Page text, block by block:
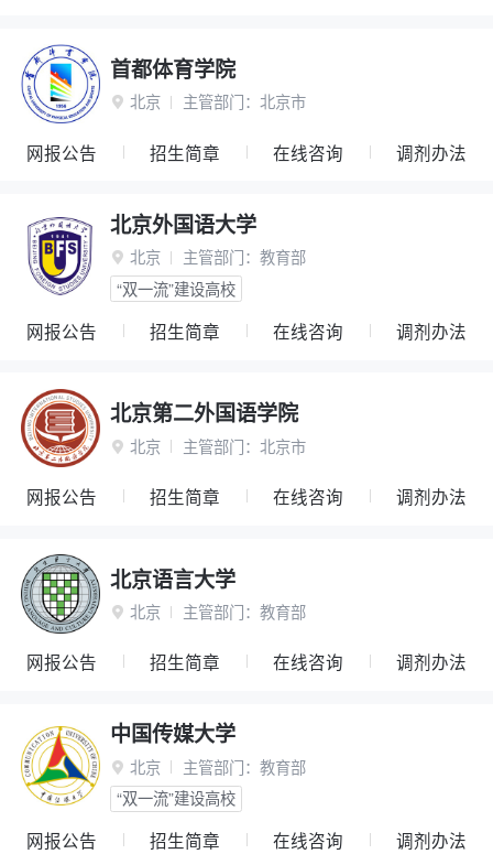
首都体育学院
 北京 主管部门： 北京市
网报公告 招生简章 在线咨询 调剂办法
北京外国语大学
 北京 主管部门： 教育部
“双一流”建设高校
网报公告 招生简章 在线咨询 调剂办法
北京第二外国语学院
 北京 主管部门： 北京市
网报公告 招生简章 在线咨询 调剂办法
北京语言大学
 北京 主管部门： 教育部
网报公告 招生简章 在线咨询 调剂办法
中国传媒大学
 北京 主管部门： 教育部
“双一流”建设高校
网报公告 招生简章 在线咨询 调剂办法